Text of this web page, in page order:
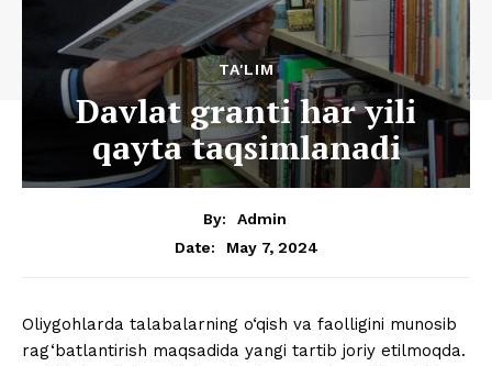
TA'LIM
Davlat granti har yili
qayta taqsimlanadi
By:
Admin
Date:
May 7, 2024
Oliygohlarda talabalarning o‘qish va faolligini munosib
rag‘batlantirish maqsadida yangi tartib joriy etilmoqda.